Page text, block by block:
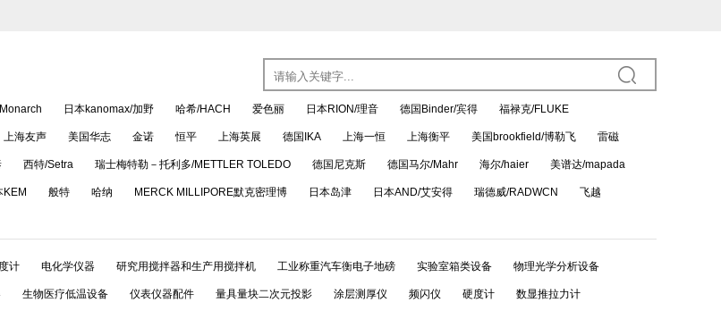
日本kanomax/加野 哈希/HACH 爱色丽 日本RION/理音 德国Binder/宾得 福禄克/FLUKE
上海友声 美国华志 金诺 恒平 上海英展 德国IKA 上海一恒 上海衡平 美国brookfield/博勒飞 雷磁
西特/Setra 瑞士梅特勒－托利多/METTLER TOLEDO 德国尼克斯 德国马尔/Mahr 海尔/haier 美谱达/mapada
KEM 般特 哈纳 MERCK MILLIPORE默克密理博 日本岛津 日本AND/艾安得 瑞德威/RADWCN 飞越
计 电化学仪器 研究用搅拌器和生产用搅拌机 工业称重汽车衡电子地磅 实验室箱类设备 物理光学分析设备
生物医疗低温设备 仪表仪器配件 量具量块二次元投影 涂层测厚仪 频闪仪 硬度计 数显推拉力计